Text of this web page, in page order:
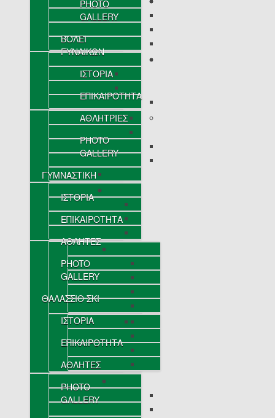
PHOTO
GALLERY
ΒΟΛΕΪ
ΓΥΝΑΙΚΩΝ
ΙΣΤΟΡΙΑ
ΕΠΙΚΑΙΡΟΤΗΤΑ
ΑΘΛΗΤΡΙΕΣ
PHOTO
GALLERY
ΓΥΜΝΑΣΤΙΚΗ
ΙΣΤΟΡΙΑ
ΕΠΙΚΑΙΡΟΤΗΤΑ
ΑΘΛΗΤΕΣ
PHOTO
GALLERY
ΘΑΛΑΣΣΙΟ ΣΚΙ
ΙΣΤΟΡΙΑ
ΕΠΙΚΑΙΡΟΤΗΤΑ
ΑΘΛΗΤΕΣ
PHOTO
GALLERY